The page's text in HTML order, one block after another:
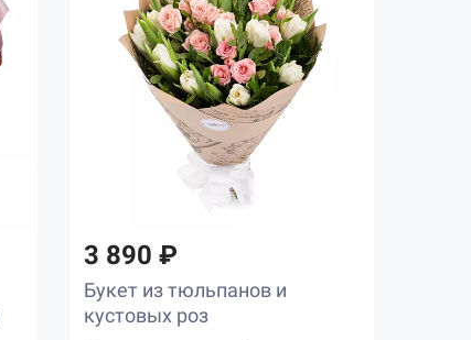
3 890 ₽
Букет из тюльпанов и
кустовых роз